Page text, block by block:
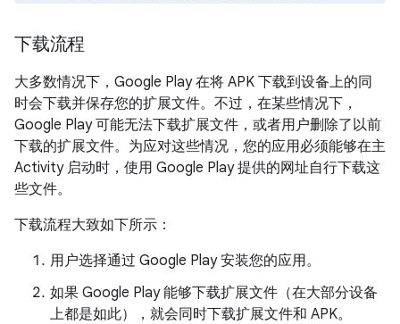
下载流程
大多数情况下，Google Play 在将 APK 下载到设备上的同
时会下载并保存您的扩展文件。不过，在某些情况下，
Google Play 可能无法下载扩展文件，或者用户删除了以前
下载的扩展文件。为应对这些情况，您的应用必须能够在主
Activity 启动时，使用 Google Play 提供的网址自行下载这
些文件。
下载流程大致如下所示：
用户选择通过 Google Play 安装您的应用。
如果 Google Play 能够下载扩展文件（在大部分设备
上都是如此），就会同时下载扩展文件和 APK。